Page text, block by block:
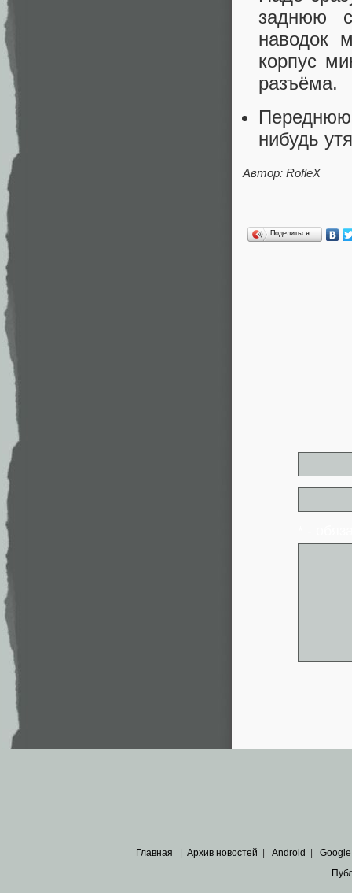
заднюю
наводок
корпус
разъёма.
Переднюю
нибудь
Автор: RofleX
Поделиться…
Главная | Архив новостей | Android | Google